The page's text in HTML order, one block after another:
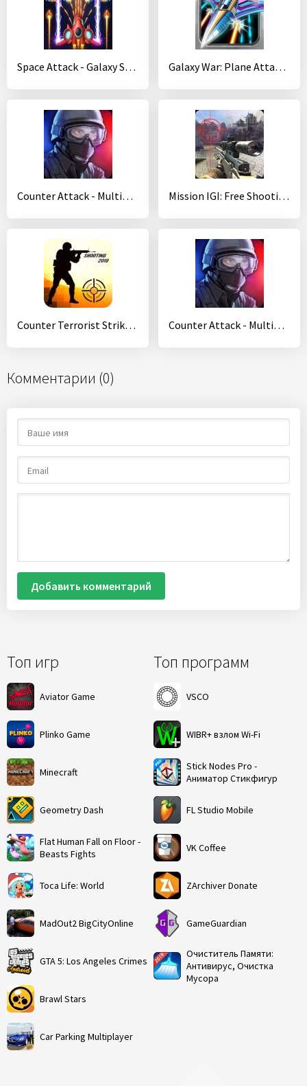
Топ игр
Aviator Game
Plinko Game
Minecraft
Geometry Dash
Flat Human Fall on Floor -
Beasts Fights
Toca Life: World
MadOut2 BigCityOnline
GTA 5: Los Angeles Crimes
Brawl Stars
Car Parking Multiplayer
Топ программ
VSCO
WIBR+ взлом Wi-Fi
Stick Nodes Pro -
Аниматор Стикфигур
FL Studio Mobile
VK Coffee
ZArchiver Donate
GameGuardian
Очиститель Памяти:
Антивирус, Очистка
Мусора
Space Attack - Galaxy Shooter Galaxy War: Plane Attack Games
Counter Attack - Multiplayer FPS Mission IGI: Free Shooting Games FPS
Counter Terrorist Strike:CS FPS shooting games Counter Attack - Multiplayer FPS
Комментарии (0)
Добавить комментарий